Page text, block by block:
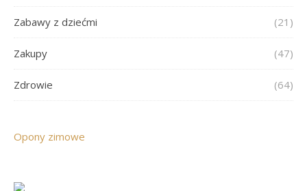
Zabawy z dziećmi (21)
Zakupy (47)
Zdrowie (64)
Opony zimowe